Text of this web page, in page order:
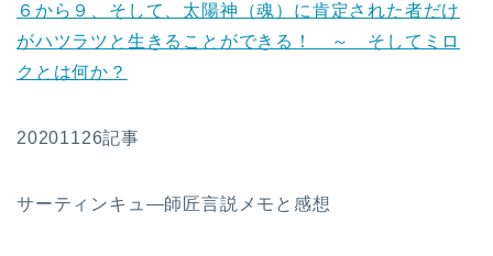
６から９、そして、太陽神（魂）に肯定された者だけ
がハツラツと生きることができる！ ～ そしてミロ
クとは何か？
20201126記事
サーティンキュ―師匠言説メモと感想